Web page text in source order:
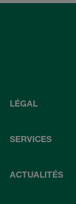
LÉGAL
SERVICES
ACTUALITÉS